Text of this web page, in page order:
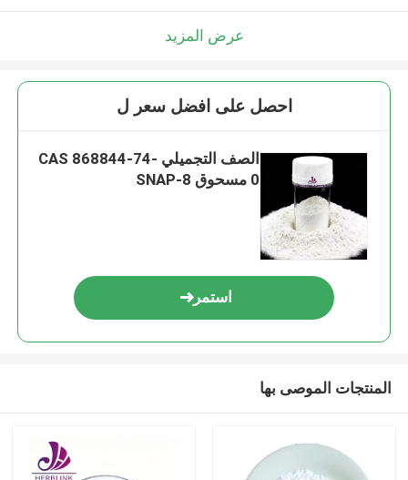
عرض المزيد
احصل على افضل سعر ل
الصف التجميلي CAS 868844-74-
0 مسحوق SNAP-8
استمر
المنتجات الموصى بها